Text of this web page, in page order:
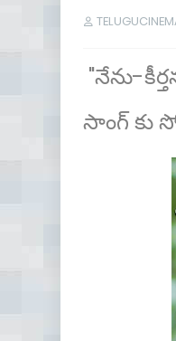
"నేను-
సాంగ్ కు